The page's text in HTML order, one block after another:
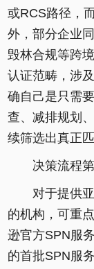
或RCS路径，
外，部分企业
毁林合规等跨
认证范畴，涉
确自己是只需
查、减排规划
续筛选出真正
决策流程
对于提供
的机构，可重
逊官方SPN服
的首批SPN服